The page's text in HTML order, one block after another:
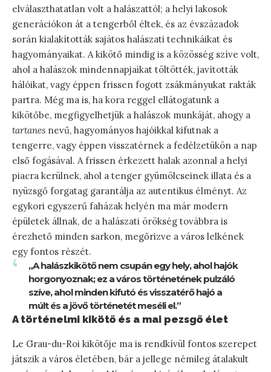
elválaszthatatlan volt a halászattól; a helyi lakosok
generációkon át a tengerből éltek, és az évszázadok
során kialakították sajátos halászati technikáikat és
hagyományaikat. A kikötő mindig is a közösség szíve volt,
ahol a halászok mindennapjaikat töltötték, javították
hálóikat, vagy éppen frissen fogott zsákmányukat rakták
partra. Még ma is, ha kora reggel ellátogatunk a
kikötőbe, megfigyelhetjük a halászok munkáját, ahogy a
tartanes nevű, hagyományos hajóikkal kifutnak a
tengerre, vagy éppen visszatérnek a fedélzetükön a nap
első fogásával. A frissen érkezett halak azonnal a helyi
piacra kerülnek, ahol a tenger gyümölcseinek illata és a
nyüzsgő forgatag garantálja az autentikus élményt. Az
egykori egyszerű faházak helyén ma már modern
épületek állnak, de a halászati örökség továbbra is
érezhető minden sarkon, megőrizve a város lelkének
egy fontos részét.
„A halászkikötő nem csupán egy hely, ahol hajók
horgonyoznak; ez a város történetének pulzáló
szíve, ahol minden kifutó és visszatérő hajó a
múlt és a jövő történetét meséli el.”
A történelmi kikötő és a mai pezsgő élet
Le Grau-du-Roi kikötője ma is rendkívül fontos szerepet
játszik a város életében, bár a jellege némileg átalakult